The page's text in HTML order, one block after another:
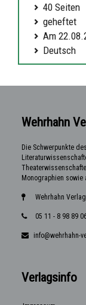
40 Seiten
geheftet
Am
Deutsch
Wehrhahn
Die Schwerpunkte
Monographien sowie
Wehrhahn
05 11 - 8 98 89
info@wehrhahn-
Verlagsinfo